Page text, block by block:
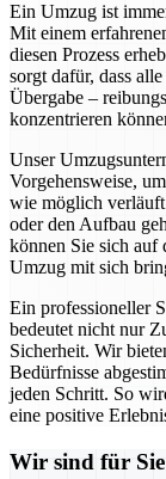
Ein Umzug ist
Mit einem
diesen Prozess
sorgt dafür, dass
Übergabe –
konzentrieren
Unser
Vorgehensweise,
wie möglich
oder den Aufbau
können Sie sich auf
Umzug mit sich
Ein professioneller
bedeutet nicht nur
Sicherheit. Wir
Bedürfnisse
jeden Schritt. So
eine positive
Wir sind für